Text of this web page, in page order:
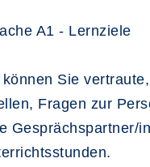
A1 - Lernziele
Sie
Fragen zur
Gesprächspartner/